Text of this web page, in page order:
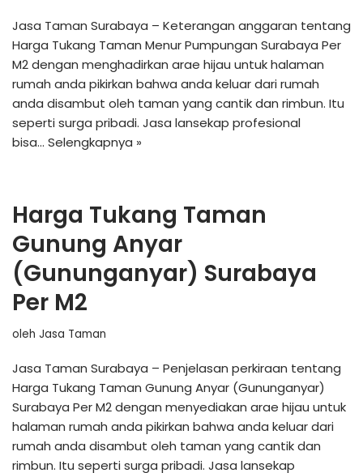
Jasa Taman Surabaya – Keterangan anggaran tentang
Harga Tukang Taman Menur Pumpungan Surabaya Per
M2 dengan menghadirkan arae hijau untuk halaman
rumah anda pikirkan bahwa anda keluar dari rumah
anda disambut oleh taman yang cantik dan rimbun. Itu
seperti surga pribadi. Jasa lansekap profesional
bisa… Selengkapnya »
Harga Tukang Taman
Gunung Anyar
(Gununganyar) Surabaya
Per M2
oleh Jasa Taman
Jasa Taman Surabaya – Penjelasan perkiraan tentang
Harga Tukang Taman Gunung Anyar (Gununganyar)
Surabaya Per M2 dengan menyediakan arae hijau untuk
halaman rumah anda pikirkan bahwa anda keluar dari
rumah anda disambut oleh taman yang cantik dan
rimbun. Itu seperti surga pribadi. Jasa lansekap